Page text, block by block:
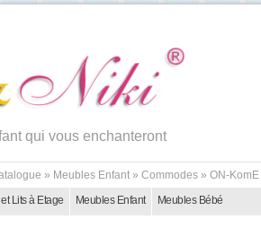
qui vous enchanteront
» Meubles Enfant » Commodes » ON-KomE
Lits à Etage Meubles Enfant Meubles Bébé